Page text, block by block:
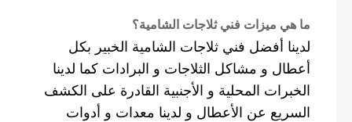
ما هي ميزات فني ثلاجات الشامية؟
لدينا أفضل فني ثلاجات الشامية الخبير بكل
أعطال و مشاكل الثلاجات و البرادات كما لدينا
الخبرات المحلية و الأجنبية القادرة على الكشف
السريع عن الأعطال و لدينا معدات و أدوات